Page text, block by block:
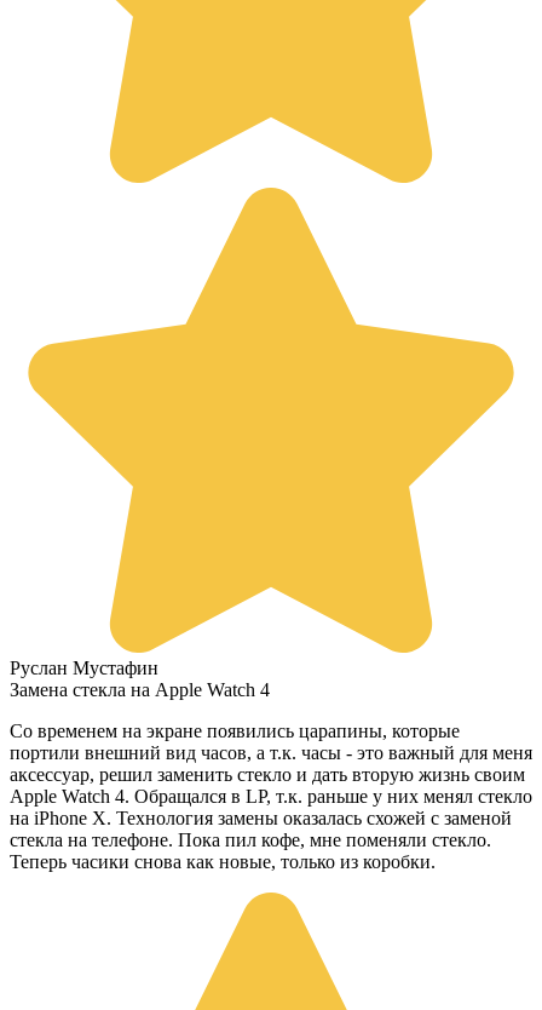
Руслан Мустафин
Замена стекла на Apple Watch 4
Со временем на экране появились царапины, которые
портили внешний вид часов, а т.к. часы - это важный для меня
аксессуар, решил заменить стекло и дать вторую жизнь своим
Apple Watch 4. Обращался в LP, т.к. раньше у них менял стекло
на iPhone X. Технология замены оказалась схожей с заменой
стекла на телефоне. Пока пил кофе, мне поменяли стекло.
Теперь часики снова как новые, только из коробки.